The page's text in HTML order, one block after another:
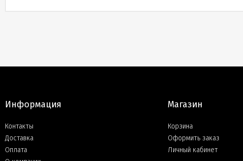
Информация
Контакты
Доставка
Оплата
Магазин
Корзина
Оформить заказ
Личный кабинет